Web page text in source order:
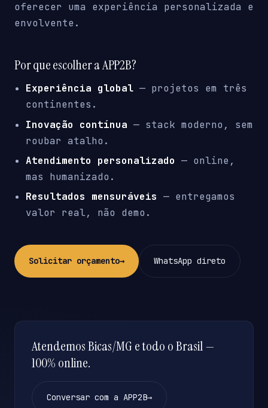
oferecer uma experiência personalizada e
envolvente.
Por que escolher a APP2B?
Experiência global — projetos em três
continentes.
Inovação contínua — stack moderno, sem
roubar atalho.
Atendimento personalizado — online,
mas humanizado.
Resultados mensuráveis — entregamos
valor real, não demo.
Solicitar orçamento→ WhatsApp direto
Atendemos Bicas/MG e todo o Brasil —
100% online.
Conversar com a APP2B→